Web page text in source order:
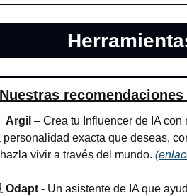
Nuestras
Argil – Crea tu Influencer de IA
personalidad exacta que deseas,
vivir a través del mundo.
Odapt - Un asistente de IA que